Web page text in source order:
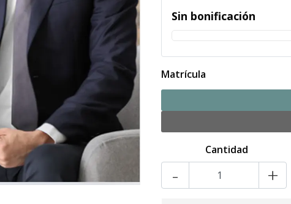
Sin bonificación
Matrícula
Cantidad
- +